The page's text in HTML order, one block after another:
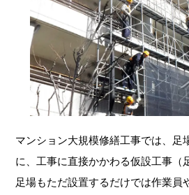
マンション大規模修繕工事では、足
に、工事に直接かかわる仮設工事（
足場もただ設置するだけでは作業員